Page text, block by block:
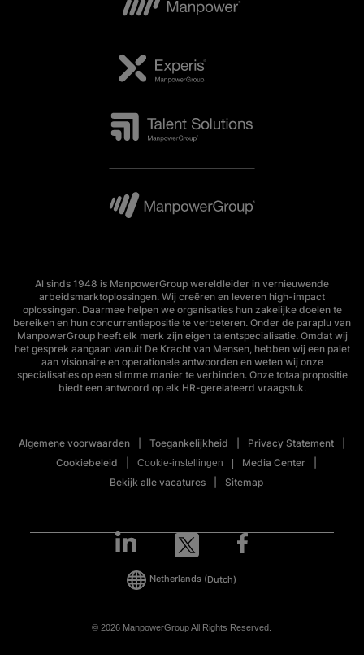
Al sinds 1948 is ManpowerGroup wereldleider in vernieuwende
arbeidsmarktoplossingen. Wij creëren en leveren high-impact
oplossingen. Daarmee helpen we organisaties hun zakelijke doelen te
bereiken en hun concurrentiepositie te verbeteren. Onder de paraplu van
ManpowerGroup heeft elk merk zijn eigen talentspecialisatie. Omdat wij
het gesprek aangaan vanuit De Kracht van Mensen, hebben wij een palet
aan visionaire en operationele antwoorden en weten wij onze
specialisaties op een slimme manier te verbinden. Onze totaalpropositie
biedt een antwoord op elk HR-gerelateerd vraagstuk.
Algemene voorwaarden Toegankelijkheid
Privacy Statement
Cookiebeleid
Cookie-instellingen
Media Center
Bekijk alle vacatures
Sitemap
© 2026 ManpowerGroup All Rights Reserved.
Netherlands (Dutch)